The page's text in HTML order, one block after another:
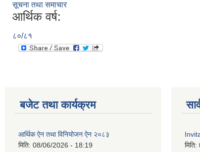
सूचना तथा समाचार
आर्थिक वर्ष:
८०/८१
बजेट तथा कार्यक्रम
आर्थिक ऐन तथा विनियोजन ऐन २०८३
मिति: 08/06/2026 - 18:19
मिति: